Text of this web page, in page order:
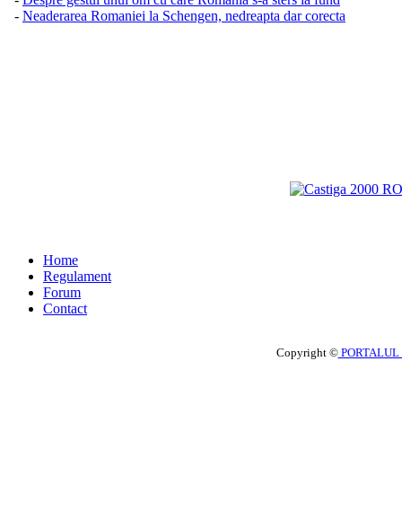
- Neaderarea Romaniei la Schengen, nedreapta dar corecta
Home
Regulament
Forum
Contact
Copyright ©PORTALUL